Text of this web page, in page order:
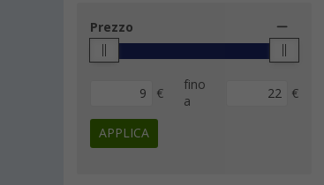
Prezzo
€
fino
a
€
APPLICA